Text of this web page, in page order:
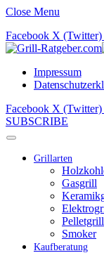
Close Menu
Facebook X (Twitter)
Impressum
Facebook X (Twitter)
SUBSCRIBE
Grillarten
Gasgrill
Pelletgrill
Smoker
Kaufberatung